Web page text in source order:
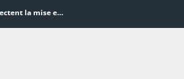
Word en PDF : les outils qui respectent la mise en page